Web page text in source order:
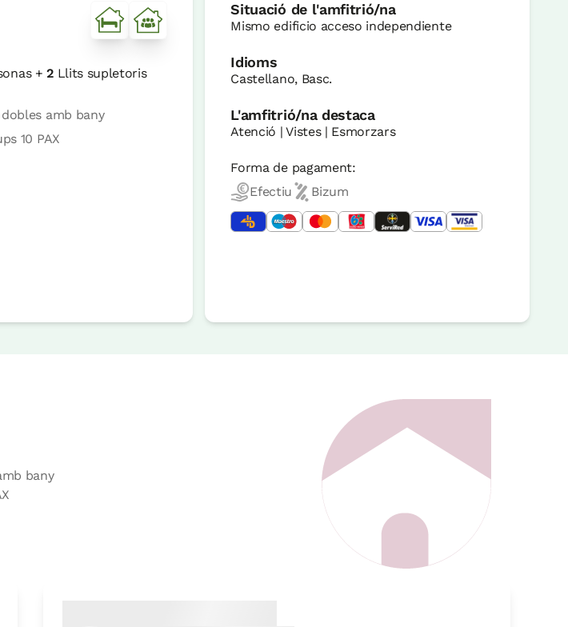
+2Llits supletoris
amb bany
10 PAX
Situació de l'amfitrió/na
Mismo edificio acceso independiente
Idioms
Castellano, Basc.
L'amfitrió/na destaca
Atenció | Vistes | Esmorzars
Forma de pagament:
Efectiu
Bizum
bany